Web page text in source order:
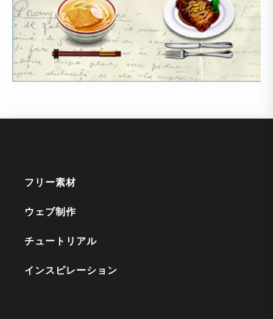
フリー素材
ウェブ制作
チュートリアル
インスピレーション